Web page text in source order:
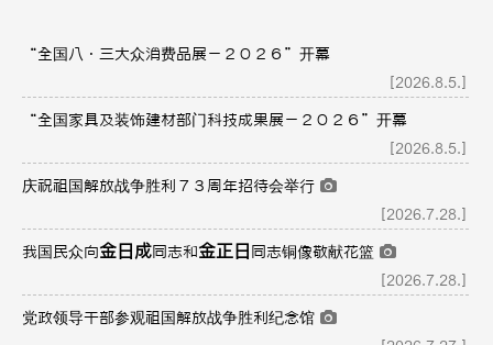
“全国八·三大众消费品展－２０２６”开幕
[2026.8.5.]
“全国家具及装饰建材部门科技成果展－２０２６”开幕
[2026.8.5.]
庆祝祖国解放战争胜利７３周年招待会举行
[2026.7.28.]
我国民众向金日成 同志和 金正日 同志铜像敬献花篮
[2026.7.28.]
党政领导干部参观祖国解放战争胜利纪念馆